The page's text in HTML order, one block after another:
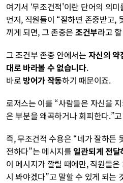
여기서 ‘무조건적'이란 단어의 의
먼저, 직원들이 “잘하면 존중받고,
끼게 되면, 그 존중은 조건부라고
그 조건부 존중 안에서는 자신의 약
대로 바라볼 수 없습니다.
바로 방어가 작동하기 때문이죠.
로저스는 이를 “사람들은 자신을
은 부분을 왜곡하거나 회피한다.”
즉, 무조건적 수용은 “네가 잘하든
전하다”는 메시지를 일관되게 전달
이 메시지가 깔릴 때에만, 직원들
시 봐야겠다”고 말할 수 있게 되는